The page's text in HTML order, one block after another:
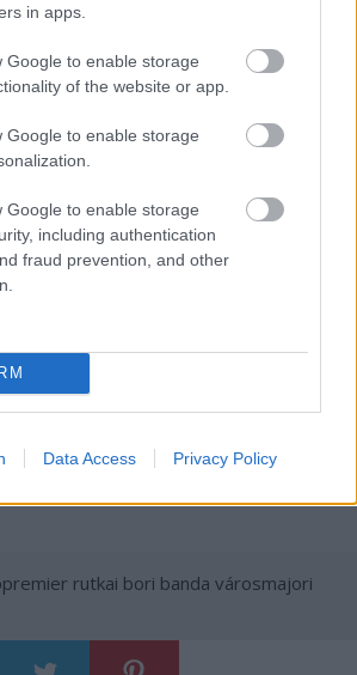
in apps.
Google to enable storage
of the website or app.
Google to enable storage
Google to enable storage
including authentication
fraud prevention, and other
Data Access Privacy Policy
KLIPEK A RUTKAI BORI
a Facebookon
megjelenéséta
Hangfoglaló
a Nemzeti Kulturális
rutkai bori banda városmajori